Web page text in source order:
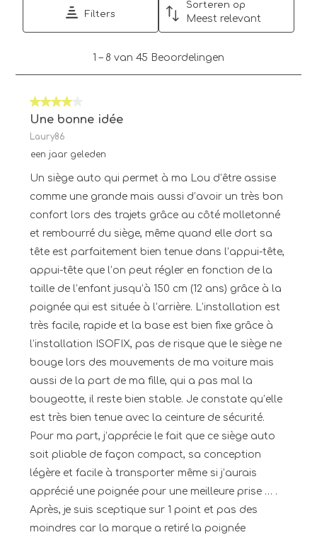
Filters
Sorteren op
Meest relevant
8
Beoordelingen.
1 – 8 van 45 Beoordelingen
4 van 5 sterren.
Une bonne idée
Laury86
een jaar geleden
Un siège auto qui permet à ma Lou d’être assise
comme une grande mais aussi d’avoir un très bon
confort lors des trajets grâce au côté molletonné
et rembourré du siège, même quand elle dort sa
tête est parfaitement bien tenue dans l’appui-tête,
appui-tête que l’on peut régler en fonction de la
taille de l’enfant jusqu’à 150 cm (12 ans) grâce à la
poignée qui est située à l’arrière. L’installation est
très facile, rapide et la base est bien fixe grâce à
l’installation ISOFIX, pas de risque que le siège ne
bouge lors des mouvements de ma voiture mais
aussi de la part de ma fille, qui a pas mal la
bougeotte, il reste bien stable. Je constate qu’elle
est très bien tenue avec la ceinture de sécurité.
Pour ma part, j’apprécie le fait que ce siège auto
soit pliable de façon compact, sa conception
légère et facile à transporter même si j’aurais
apprécié une poignée pour une meilleure prise … .
Après, je suis sceptique sur 1 point et pas des
moindres car la marque a retiré la poignée